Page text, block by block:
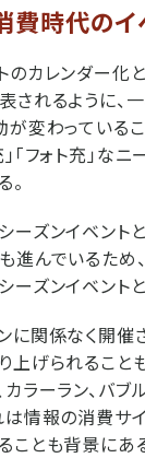
費時代のイ
のカレンダー化
されるように、
が変わっている
」「フォト充」
。
ーズンイベント
進んでいるため
ーズンイベント
に関係なく開催
上げられること
カラーラン、バ
は情報の消費サ
ことも背景にあ